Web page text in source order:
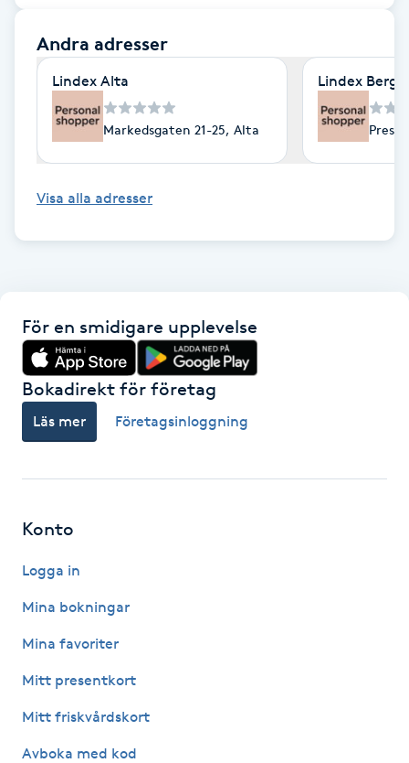
Fettreducering
Fibromassage
Fotsvamp
Fransar
Fransborttagning
Fransfärgning
Fransförlängning Volym
Fransk manikyr
Frekvensterapi
Andra adresser
Lindex Alta
Markedsgaten 21-25, Alta
Lindex
Visa alla adresser
För en smidigare upplevelse
Bokadirekt för företag
Läs mer Företagsinloggning
Konto
Logga in
Mina bokningar
Mina favoriter
Mitt presentkort
Mitt friskvårdskort
Avboka med kod